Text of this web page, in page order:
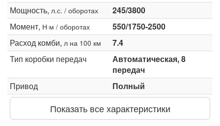
Мощность, л.с. / оборотах
245/3800
Момент, Н·м / оборотах
550/1750-2500
Расход комби, л на 100 км
7.4
Тип коробки передач
Автоматическая, 8
передач
Привод
Полный
Показать все характеристики